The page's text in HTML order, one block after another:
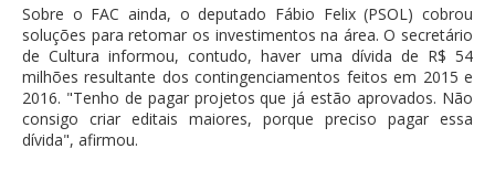
Sobre o FAC ainda, o deputado Fábio Felix (PSOL) cobrou
soluções para retomar os investimentos na área. O secretário
de Cultura informou, contudo, haver uma dívida de R$ 54
milhões resultante dos contingenciamentos feitos em 2015 e
2016. "Tenho de pagar projetos que já estão aprovados. Não
consigo criar editais maiores, porque preciso pagar essa
dívida", afirmou.